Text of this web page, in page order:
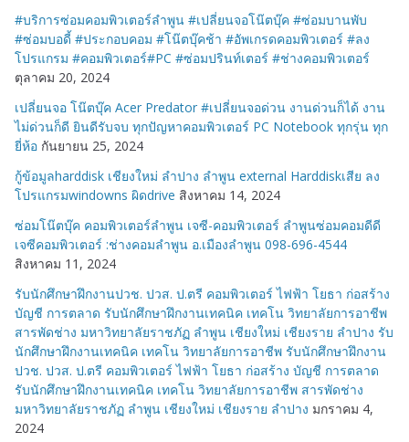
#บริการซ่อมคอมพิวเตอร์ลำพูน #เปลี่ยนจอโน๊ตบุ๊ค #ซ่อมบานพับ
#ซ่อมบอดี้ #ประกอบคอม #โน๊ตบุ๊คช้า #อัพเกรดคอมพิวเตอร์ #ลง
โปรแกรม #คอมพิวเตอร์#PC #ซ่อมปรินท์เตอร์ #ช่างคอมพิวเตอร์
ตุลาคม 20, 2024
เปลี่ยนจอ โน๊ตบุ๊ค Acer Predator #เปลี่ยนจอด่วน งานด่วนก็ได้ งาน
ไม่ด่วนก็ดี ยินดีรับจบ ทุกปัญหาคอมพิวเตอร์ PC Notebook ทุกรุ่น ทุก
ยี่ห้อ กันยายน 25, 2024
กู้ข้อมูลharddisk เชียงใหม่ ลำปาง ลำพูน external Harddiskเสีย ลง
โปรแกรมwindowns ผิดdrive สิงหาคม 14, 2024
ซ่อมโน๊ตบุ๊ค คอมพิวเตอร์ลำพูน เจซี-คอมพิวเตอร์ ลำพูนซ่อมคอมดีดี
เจซีคอมพิวเตอร์ :ช่างคอมลำพูน อ.เมืองลำพูน 098-696-4544
สิงหาคม 11, 2024
รับนักศึกษาฝึกงานปวช. ปวส. ป.ตรี คอมพิวเตอร์ ไฟฟ้า โยธา ก่อสร้าง
บัญชี การตลาด รับนักศึกษาฝึกงานเทคนิค เทคโน วิทยาลัยการอาชีพ
สารพัดช่าง มหาวิทยาลัยราชภัฏ ลำพูน เชียงใหม่ เชียงราย ลำปาง รับ
นักศึกษาฝึกงานเทคนิค เทคโน วิทยาลัยการอาชีพ รับนักศึกษาฝึกงาน
ปวช. ปวส. ป.ตรี คอมพิวเตอร์ ไฟฟ้า โยธา ก่อสร้าง บัญชี การตลาด
รับนักศึกษาฝึกงานเทคนิค เทคโน วิทยาลัยการอาชีพ สารพัดช่าง
มหาวิทยาลัยราชภัฏ ลำพูน เชียงใหม่ เชียงราย ลำปาง มกราคม 4,
2024